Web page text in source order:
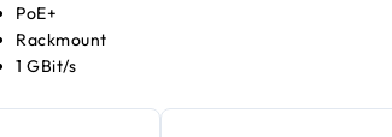
PoE+
Rackmount
1 GBit/s